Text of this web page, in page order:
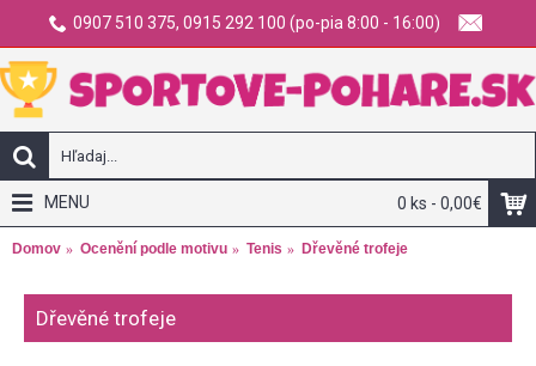
0907 510 375, 0915 292 100 (po-pia 8:00 - 16:00)
0 ks - 0,00€
MENU
Domov Ocenění podle motivu Tenis Dřevěné trofeje
Dřevěné trofeje